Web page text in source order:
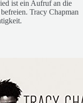
ist ein Aufruf an die
Tracy Chapman